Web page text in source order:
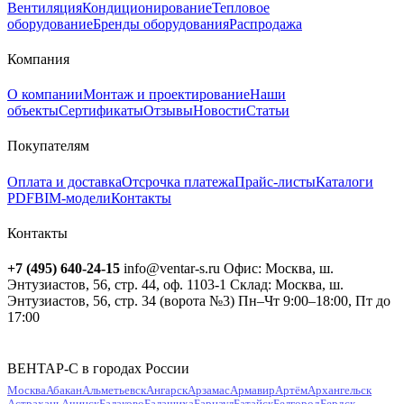
ВентиляцияКондиционированиеТепловое
оборудованиеБренды оборудованияРаспродажа
Компания
О компанииМонтаж и проектированиеНаши
объектыСертификатыОтзывыНовостиСтатьи
Покупателям
Оплата и доставкаОтсрочка платежаПрайс-листыКаталоги
PDFBIM-моделиКонтакты
Контакты
+7 (495) 640-24-15 info@ventar-s.ru Офис: Москва, ш.
Энтузиастов, 56, стр. 44, оф. 1103-1 Склад: Москва, ш.
Энтузиастов, 56, стр. 34 (ворота №3) Пн–Чт 9:00–18:00, Пт до
17:00
ВЕНТАР-С в городах России
МоскваАбаканАльметьевскАнгарскАрзамасАрмавирАртёмАрхангельск